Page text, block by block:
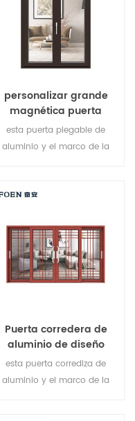
diferentes necesidades
arquitectónicas.
personalizar grande
magnética puerta
plegable de color negro
uso durable
esta puerta plegable de
aluminio y el marco de la
y seguridad antirrobo es
de puertas para satisfacer
diferentes necesidades
arquitectónicas.
Puerta corredera de
aluminio de diseño
simple con impresión de
madera para dormitorio
esta puerta corrediza de
aluminio y el marco de la